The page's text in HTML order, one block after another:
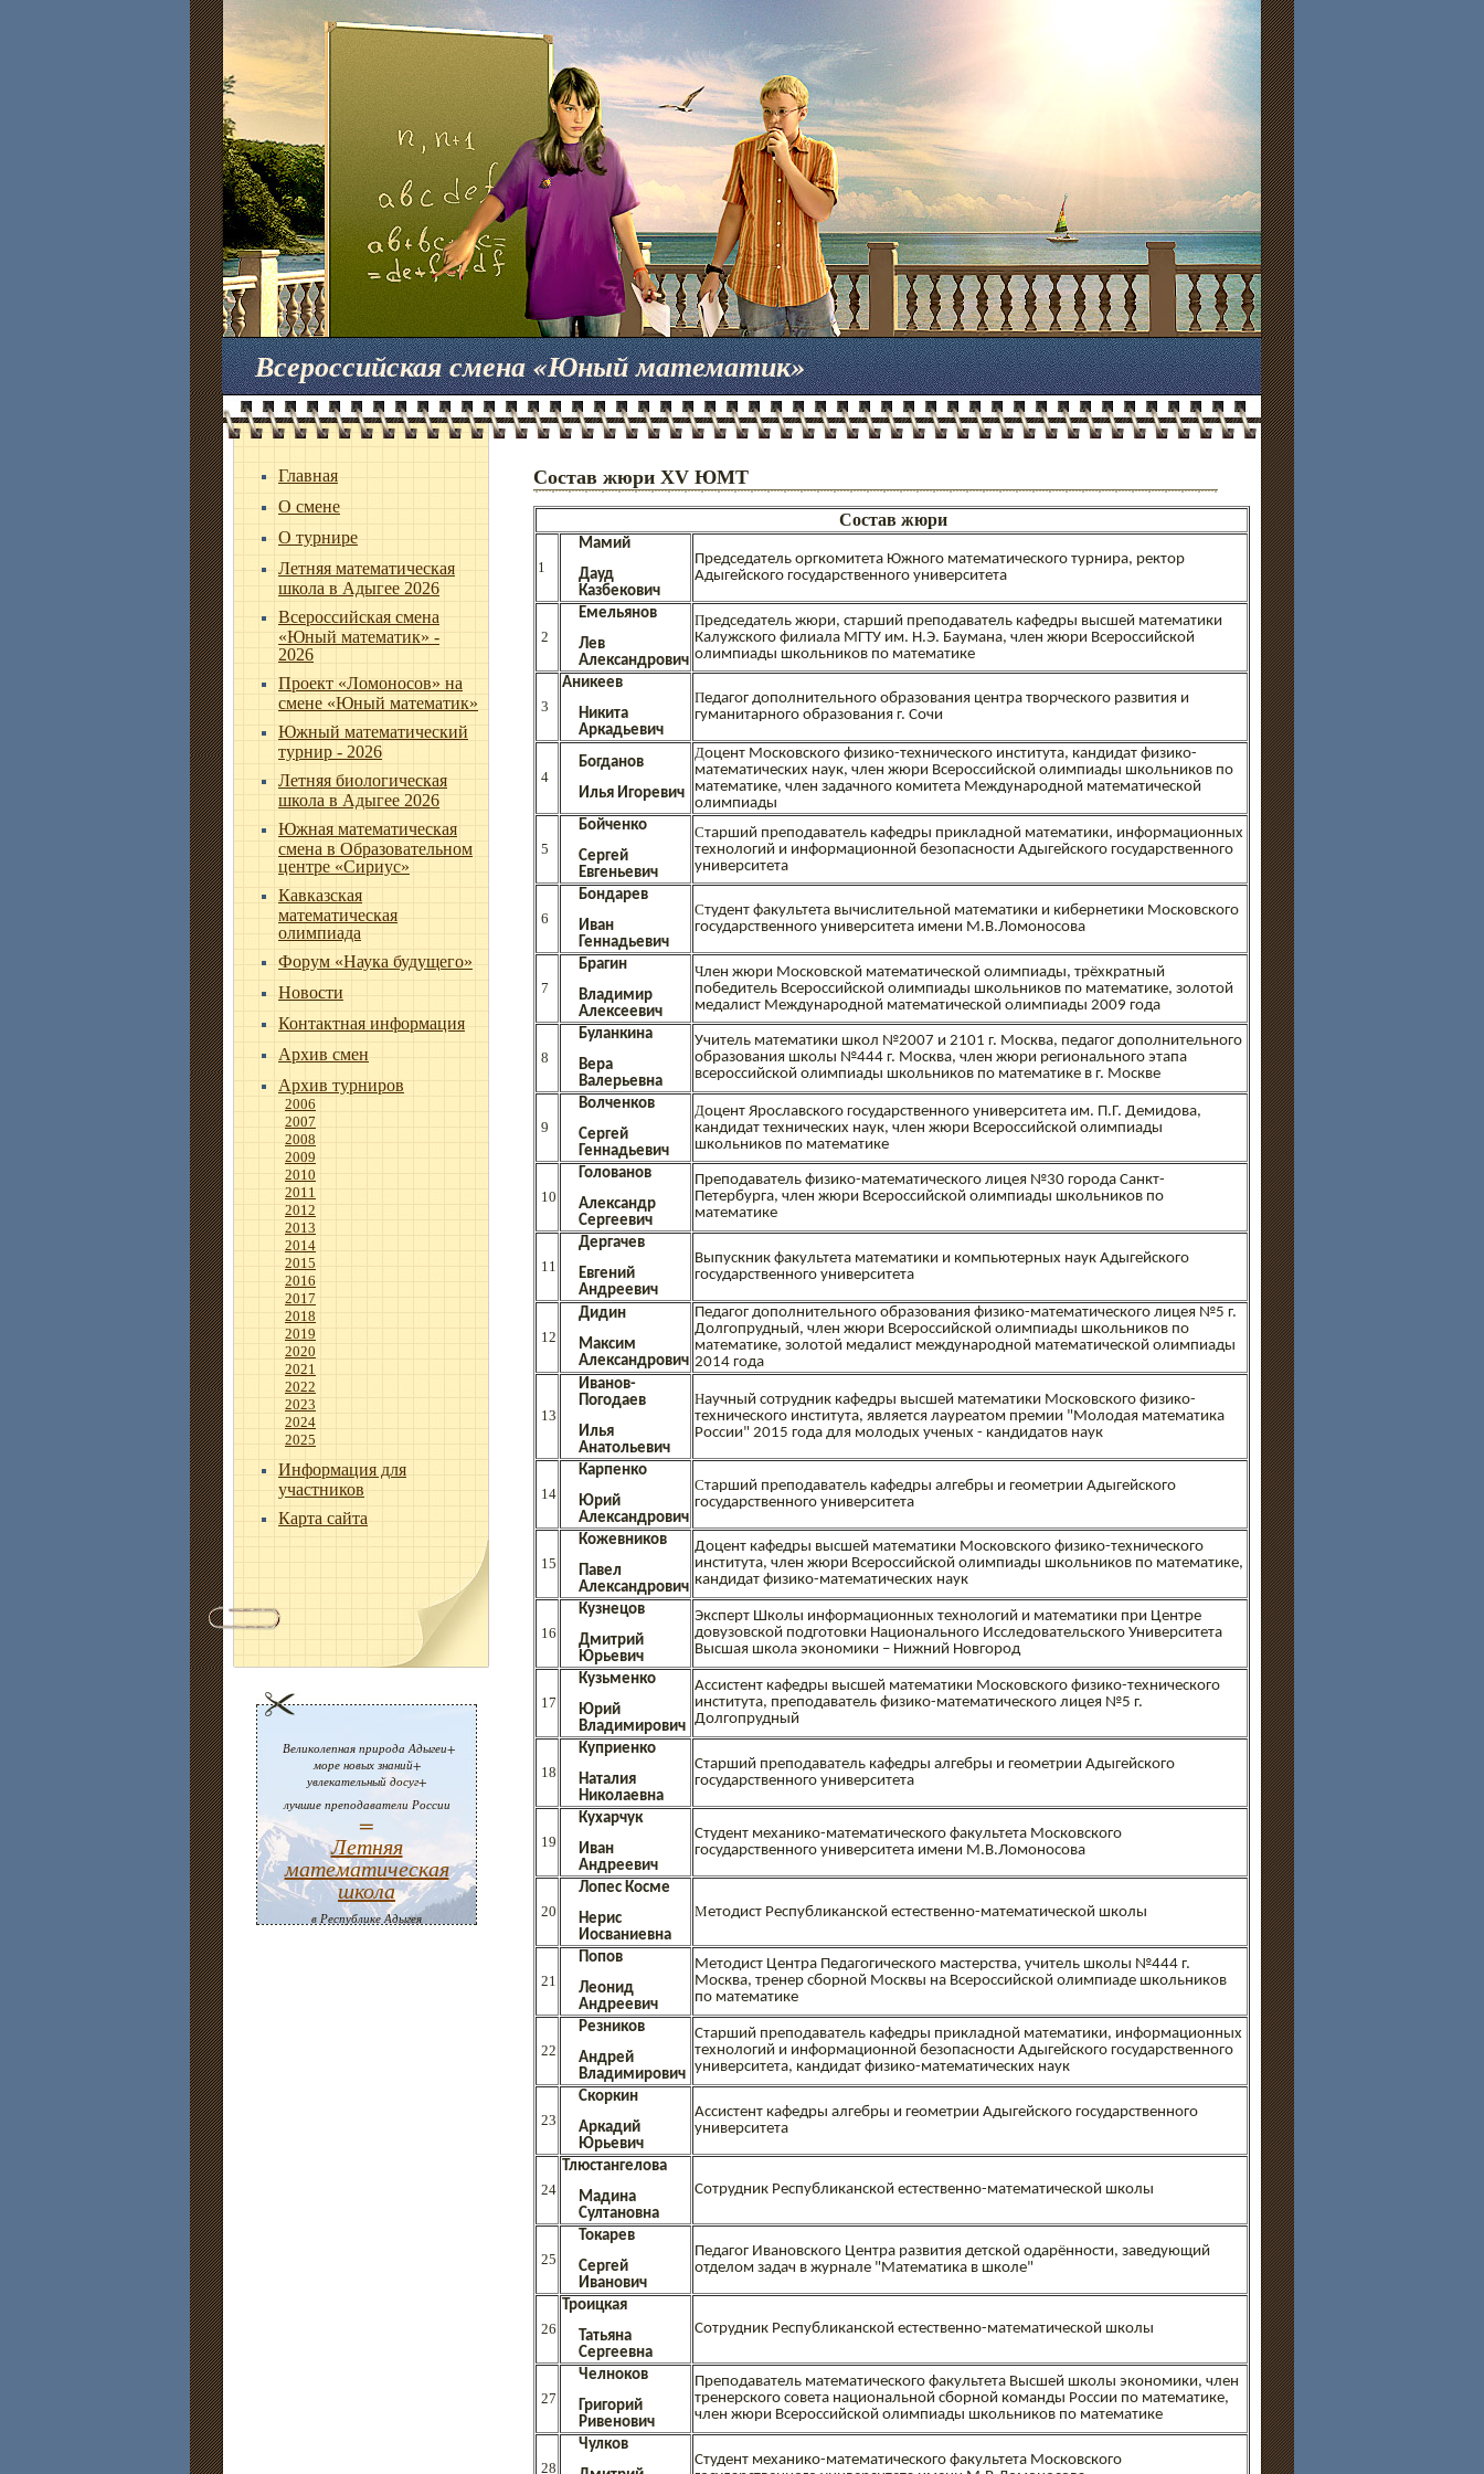
Всероссийская смена «Юный математик»
Главная
О смене
О турнире
Летняя математическая
школа в Адыгее 2026
Всероссийская смена
«Юный математик» -
2026
Проект «Ломоносов» на
смене «Юный математик»
Южный математический
турнир - 2026
Летняя биологическая
школа в Адыгее 2026
Южная математическая
смена в Образовательном
центре «Сириус»
Кавказская
математическая
олимпиада
Форум «Наука будущего»
Новости
Контактная информация
Архив смен
Архив турниров
2006
2007
2008
2009
2010
2011
2012
2013
2014
2015
2016
2017
2018
2019
2020
2021
2022
2023
2024
2025
Информация для
участников
Карта сайта
Великолепная природа Адыгеи+
море новых знаний+
увлекательный досуг+
лучшие преподаватели России
=
Летняя
математическая
школа
в Республике Адыгея
Состав жюри XV ЮМТ
Состав жюри
1
Мамий
Дауд
Казбекович
Председатель оргкомитета Южного математического турнира, ректор
Адыгейского государственного университета
2
Емельянов
Лев
Александрович
Председатель жюри, старший преподаватель кафедры высшей математики
Калужского филиала МГТУ им. Н.Э. Баумана, член жюри Всероссийской
олимпиады школьников по математике
3
Аникеев
Никита
Аркадьевич
Педагог дополнительного образования центра творческого развития и
гуманитарного образования г. Сочи
4
Богданов
Илья Игоревич
Доцент Московского физико-технического института, кандидат физико-
математических наук, член жюри Всероссийской олимпиады школьников по
математике, член задачного комитета Международной математической
олимпиады
5
Бойченко
Сергей
Евгеньевич
Старший преподаватель кафедры прикладной математики, информационных
технологий и информационной безопасности Адыгейского государственного
университета
6
Бондарев
Иван
Геннадьевич
Студент факультета вычислительной математики и кибернетики Московского
государственного университета имени М.В.Ломоносова
7
Брагин
Владимир
Алексеевич
Член жюри Московской математической олимпиады, трёхкратный
победитель Всероссийской олимпиады школьников по математике, золотой
медалист Международной математической олимпиады 2009 года
8
Буланкина
Вера
Валерьевна
Учитель математики школ №2007 и 2101 г. Москва, педагог дополнительного
образования школы №444 г. Москва, член жюри регионального этапа
всероссийской олимпиады школьников по математике в г. Москве
9
Волченков
Сергей
Геннадьевич
Доцент Ярославского государственного университета им. П.Г. Демидова,
кандидат технических наук, член жюри Всероссийской олимпиады
школьников по математике
10
Голованов
Александр
Сергеевич
Преподаватель физико-математического лицея №30 города Санкт-
Петербурга, член жюри Всероссийской олимпиады школьников по
математике
11
Дергачев
Евгений
Андреевич
Выпускник факультета математики и компьютерных наук Адыгейского
государственного университета
12
Дидин
Максим
Александрович
Педагог дополнительного образования физико-математического лицея №5 г.
Долгопрудный, член жюри Всероссийской олимпиады школьников по
математике, золотой медалист международной математической олимпиады
2014 года
13
Иванов-
Погодаев
Илья
Анатольевич
Научный сотрудник кафедры высшей математики Московского физико-
технического института, является лауреатом премии "Молодая математика
России" 2015 года для молодых ученых - кандидатов наук
14
Карпенко
Юрий
Александрович
Старший преподаватель кафедры алгебры и геометрии Адыгейского
государственного университета
15
Кожевников
Павел
Александрович
Доцент кафедры высшей математики Московского физико-технического
института, член жюри Всероссийской олимпиады школьников по математике,
кандидат физико-математических наук
16
Кузнецов
Дмитрий
Юрьевич
Эксперт Школы информационных технологий и математики при Центре
довузовской подготовки Национального Исследовательского Университета
Высшая школа экономики – Нижний Новгород
17
Кузьменко
Юрий
Владимирович
Ассистент кафедры высшей математики Московского физико-технического
института, преподаватель физико-математического лицея №5 г.
Долгопрудный
18
Куприенко
Наталия
Николаевна
Старший преподаватель кафедры алгебры и геометрии Адыгейского
государственного университета
19
Кухарчук
Иван
Андреевич
Студент механико-математического факультета Московского
государственного университета имени М.В.Ломоносова
20
Лопес Косме
Нерис
Иосваниевна
Методист Республиканской естественно-математической школы
21
Попов
Леонид
Андреевич
Методист Центра Педагогического мастерства, учитель школы №444 г.
Москва, тренер сборной Москвы на Всероссийской олимпиаде школьников
по математике
22
Резников
Андрей
Владимирович
Старший преподаватель кафедры прикладной математики, информационных
технологий и информационной безопасности Адыгейского государственного
университета, кандидат физико-математических наук
23
Скоркин
Аркадий
Юрьевич
Ассистент кафедры алгебры и геометрии Адыгейского государственного
университета
24
Тлюстангелова
Мадина
Султановна
Сотрудник Республиканской естественно-математической школы
25
Токарев
Сергей
Иванович
Педагог Ивановского Центра развития детской одарённости, заведующий
отделом задач в журнале "Математика в школе"
26
Троицкая
Татьяна
Сергеевна
Сотрудник Республиканской естественно-математической школы
27
Челноков
Григорий
Ривенович
Преподаватель математического факультета Высшей школы экономики, член
тренерского совета национальной сборной команды России по математике,
член жюри Всероссийской олимпиады школьников по математике
28
Чулков
Студент механико-математического факультета Московского